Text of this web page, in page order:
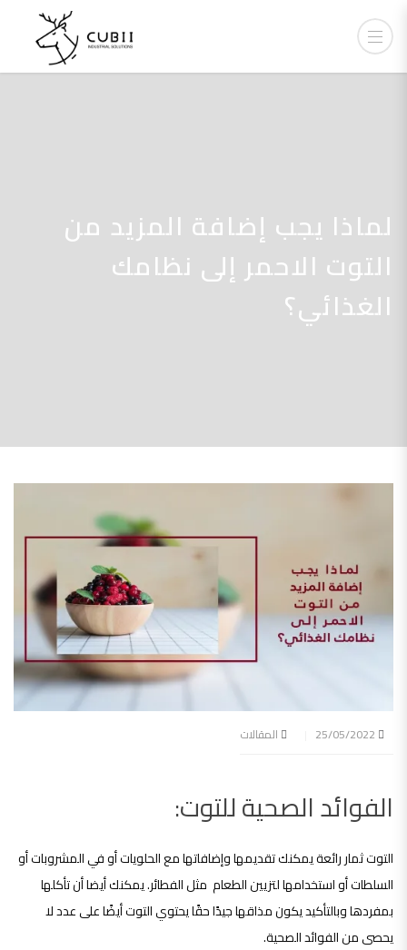
لماذا يجب إضافة المزيد من
التوت الاحمر إلى نظامك
الغذائي؟
المقالات
الفوائد الصحية للتوت:
التوت ثمار رائعة يمكنك تقديمها وإضافاتها مع الحلويات أو في المشروبات أو
السلطات أو استخدامها لتزيين الطعام مثل الفطائر. يمكنك أيضا أن تأكلها
بمفردها وبالتأكيد يكون مذاقها جيدًا حقًا يحتوي التوت أيضًا على عدد لا
يحصى من الفوائد الصحية.